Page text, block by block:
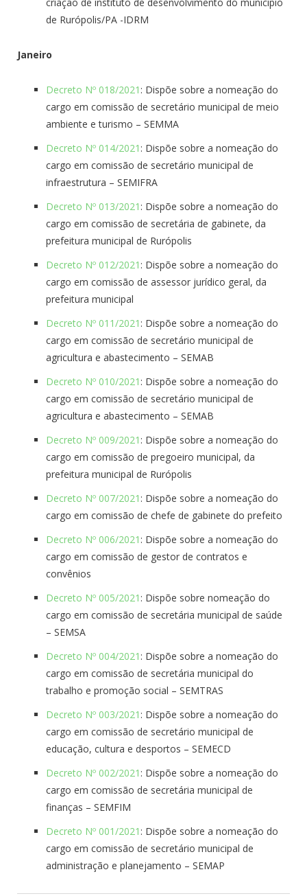
de Rurópolis/PA -IDRM
Janeiro
Decreto Nº 018/2021 : Dispõe sobre a nomeação do
cargo em comissão de secretário municipal de meio
ambiente e turismo – SEMMA
Decreto Nº 014/2021 : Dispõe sobre a nomeação do
cargo em comissão de secretário municipal de
infraestrutura – SEMIFRA
Decreto Nº 013/2021 : Dispõe sobre a nomeação do
cargo em comissão de secretária de gabinete, da
prefeitura municipal de Rurópolis
Decreto Nº 012/2021 : Dispõe sobre a nomeação do
cargo em comissão de assessor jurídico geral, da
prefeitura municipal
Decreto Nº 011/2021 : Dispõe sobre a nomeação do
cargo em comissão de secretário municipal de
agricultura e abastecimento – SEMAB
Decreto Nº 010/2021 : Dispõe sobre a nomeação do
cargo em comissão de secretário municipal de
agricultura e abastecimento – SEMAB
Decreto Nº 009/2021 : Dispõe sobre a nomeação do
cargo em comissão de pregoeiro municipal, da
prefeitura municipal de Rurópolis
Decreto Nº 007/2021 : Dispõe sobre a nomeação do
cargo em comissão de chefe de gabinete do prefeito
Decreto Nº 006/2021 : Dispõe sobre a nomeação do
cargo em comissão de gestor de contratos e
convênios
Decreto Nº 005/2021 : Dispõe sobre nomeação do
cargo em comissão de secretária municipal de saúde
– SEMSA
Decreto Nº 004/2021 : Dispõe sobre a nomeação do
cargo em comissão de secretária municipal do
trabalho e promoção social – SEMTRAS
Decreto Nº 003/2021 : Dispõe sobre a nomeação do
cargo em comissão de secretário municipal de
educação, cultura e desportos – SEMECD
Decreto Nº 002/2021 : Dispõe sobre a nomeação do
cargo em comissão de secretária municipal de
finanças – SEMFIM
Decreto Nº 001/2021 : Dispõe sobre a nomeação do
cargo em comissão de secretário municipal de
administração e planejamento – SEMAP